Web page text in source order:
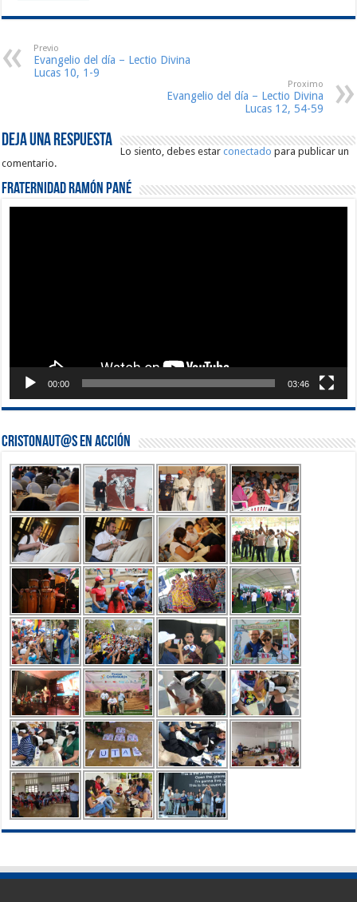
Previo
Evangelio del día – Lectio Divina
Lucas 10, 1-9
Proximo
Evangelio del día – Lectio Divina
Lucas 12, 54-59
Deja una respuesta
Lo siento, debes estarconectado para publicar un
comentario.
Fraternidad Ramón Pané
00:00 03:46
Cristonaut@s en Acción